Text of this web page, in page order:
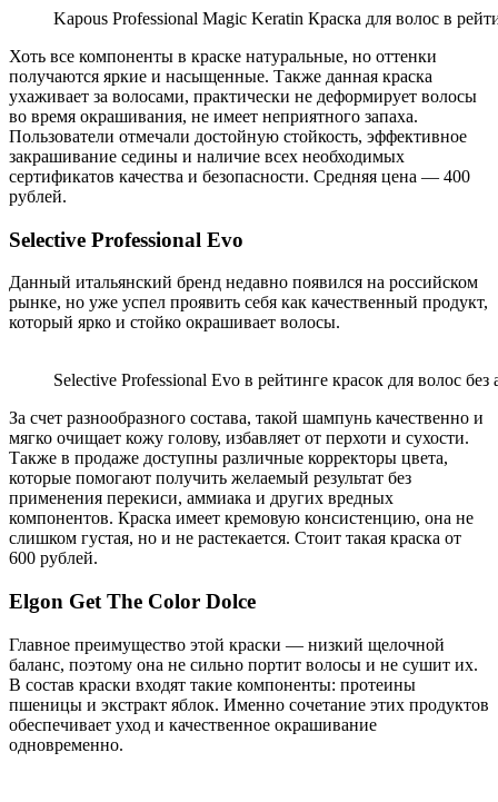
Kapous Professional Magic Keratin Краска для волос в
Хоть все компоненты в краске натуральные, но оттенки
получаются яркие и насыщенные. Также данная краска
ухаживает за волосами, практически не деформирует волосы
во время окрашивания, не имеет неприятного запаха.
Пользователи отмечали достойную стойкость, эффективное
закрашивание седины и наличие всех необходимых
сертификатов качества и безопасности. Средняя цена — 400
рублей.
Selective Professional Evo
Данный итальянский бренд недавно появился на российском
рынке, но уже успел проявить себя как качественный продукт,
который ярко и стойко окрашивает волосы.
Selective Professional Evo в рейтинге красок для волос без
За счет разнообразного состава, такой шампунь качественно и
мягко очищает кожу голову, избавляет от перхоти и сухости.
Также в продаже доступны различные корректоры цвета,
которые помогают получить желаемый результат без
применения перекиси, аммиака и других вредных
компонентов. Краска имеет кремовую консистенцию, она не
слишком густая, но и не растекается. Стоит такая краска от
600 рублей.
Elgon Get The Color Dolce
Главное преимущество этой краски — низкий щелочной
баланс, поэтому она не сильно портит волосы и не сушит их.
В состав краски входят такие компоненты: протеины
пшеницы и экстракт яблок. Именно сочетание этих продуктов
обеспечивает уход и качественное окрашивание
одновременно.